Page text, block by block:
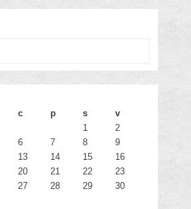
c p s
v
1
2
6 7 8
9
13 14 15
16
20 21 22
23
27 28 29
30